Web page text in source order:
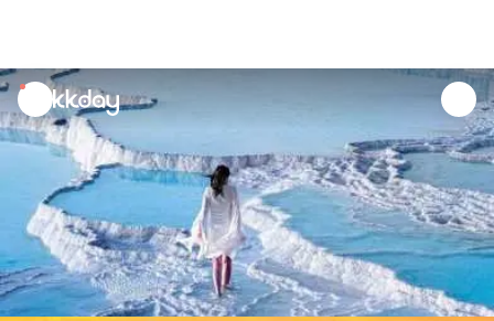
unread
notifications